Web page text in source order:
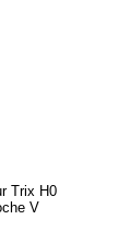
Trix H0
V